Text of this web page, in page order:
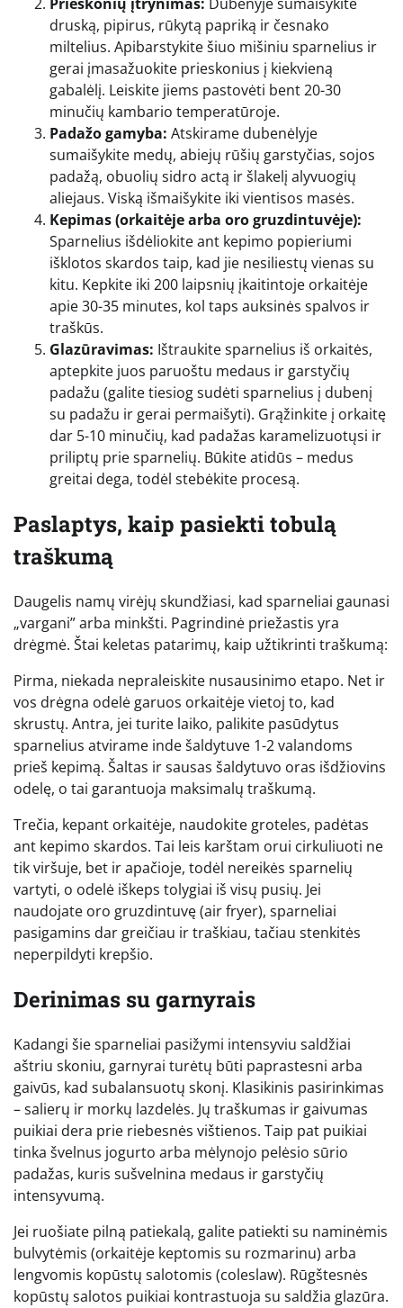
Prieskonių įtrynimas: Dubenyje sumaišykite
druską, pipirus, rūkytą papriką ir česnako
miltelius. Apibarstykite šiuo mišiniu sparnelius ir
gerai įmasažuokite prieskonius į kiekvieną
gabalėlį. Leiskite jiems pastovėti bent 20-30
minučių kambario temperatūroje.
Padažo gamyba: Atskirame dubenėlyje
sumaišykite medų, abiejų rūšių garstyčias, sojos
padažą, obuolių sidro actą ir šlakelį alyvuogių
aliejaus. Viską išmaišykite iki vientisos masės.
Kepimas (orkaitėje arba oro gruzdintuvėje):
Sparnelius išdėliokite ant kepimo popieriumi
išklotos skardos taip, kad jie nesiliestų vienas su
kitu. Kepkite iki 200 laipsnių įkaitintoje orkaitėje
apie 30-35 minutes, kol taps auksinės spalvos ir
traškūs.
Glazūravimas: Ištraukite sparnelius iš orkaitės,
aptepkite juos paruoštu medaus ir garstyčių
padažu (galite tiesiog sudėti sparnelius į dubenį
su padažu ir gerai permaišyti). Grąžinkite į orkaitę
dar 5-10 minučių, kad padažas karamelizuotųsi ir
priliptų prie sparnelių. Būkite atidūs – medus
greitai dega, todėl stebėkite procesą.
Paslaptys, kaip pasiekti tobulą
traškumą
Daugelis namų virėjų skundžiasi, kad sparneliai gaunasi
„vargani” arba minkšti. Pagrindinė priežastis yra
drėgmė. Štai keletas patarimų, kaip užtikrinti traškumą:
Pirma, niekada nepraleiskite nusausinimo etapo. Net ir
vos drėgna odelė garuos orkaitėje vietoj to, kad
skrustų. Antra, jei turite laiko, palikite pasūdytus
sparnelius atvirame inde šaldytuve 1-2 valandoms
prieš kepimą. Šaltas ir sausas šaldytuvo oras išdžiovins
odelę, o tai garantuoja maksimalų traškumą.
Trečia, kepant orkaitėje, naudokite groteles, padėtas
ant kepimo skardos. Tai leis karštam orui cirkuliuoti ne
tik viršuje, bet ir apačioje, todėl nereikės sparnelių
vartyti, o odelė iškeps tolygiai iš visų pusių. Jei
naudojate oro gruzdintuvę (air fryer), sparneliai
pasigamins dar greičiau ir traškiau, tačiau stenkitės
neperpildyti krepšio.
Derinimas su garnyrais
Kadangi šie sparneliai pasižymi intensyviu saldžiai
aštriu skoniu, garnyrai turėtų būti paprastesni arba
gaivūs, kad subalansuotų skonį. Klasikinis pasirinkimas
– salierų ir morkų lazdelės. Jų traškumas ir gaivumas
puikiai dera prie riebesnės vištienos. Taip pat puikiai
tinka švelnus jogurto arba mėlynojo pelėsio sūrio
padažas, kuris sušvelnina medaus ir garstyčių
intensyvumą.
Jei ruošiate pilną patiekalą, galite patiekti su naminėmis
bulvytėmis (orkaitėje keptomis su rozmarinu) arba
lengvomis kopūstų salotomis (coleslaw). Rūgštesnės
kopūstų salotos puikiai kontrastuoja su saldžia glazūra.